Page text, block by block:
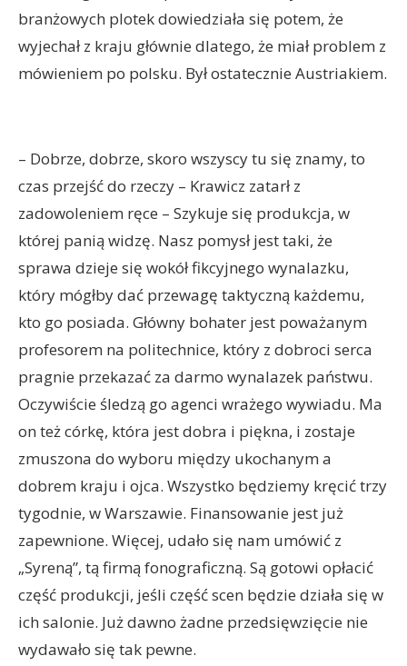
branżowych plotek dowiedziała się potem, że
wyjechał z kraju głównie dlatego, że miał problem z
mówieniem po polsku. Był ostatecznie Austriakiem.
– Dobrze, dobrze, skoro wszyscy tu się znamy, to
czas przejść do rzeczy – Krawicz zatarł z
zadowoleniem ręce – Szykuje się produkcja, w
której panią widzę. Nasz pomysł jest taki, że
sprawa dzieje się wokół fikcyjnego wynalazku,
który mógłby dać przewagę taktyczną każdemu,
kto go posiada. Główny bohater jest poważanym
profesorem na politechnice, który z dobroci serca
pragnie przekazać za darmo wynalazek państwu.
Oczywiście śledzą go agenci wrażego wywiadu. Ma
on też córkę, która jest dobra i piękna, i zostaje
zmuszona do wyboru między ukochanym a
dobrem kraju i ojca. Wszystko będziemy kręcić trzy
tygodnie, w Warszawie. Finansowanie jest już
zapewnione. Więcej, udało się nam umówić z
„Syreną”, tą firmą fonograficzną. Są gotowi opłacić
część produkcji, jeśli część scen będzie działa się w
ich salonie. Już dawno żadne przedsięwzięcie nie
wydawało się tak pewne.